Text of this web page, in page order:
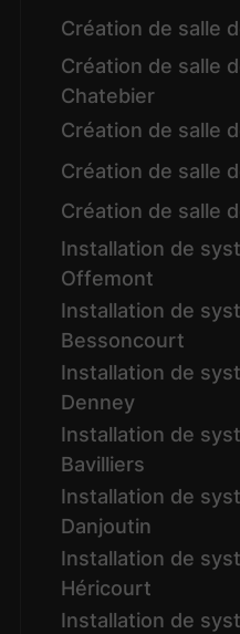
Création de salle
Création de salle
Chatebier
Création de salle
Création de salle
Création de salle
Installation de
Offemont
Installation de
Bessoncourt
Installation de
Denney
Installation de
Bavilliers
Installation de
Danjoutin
Installation de
Héricourt
Installation de